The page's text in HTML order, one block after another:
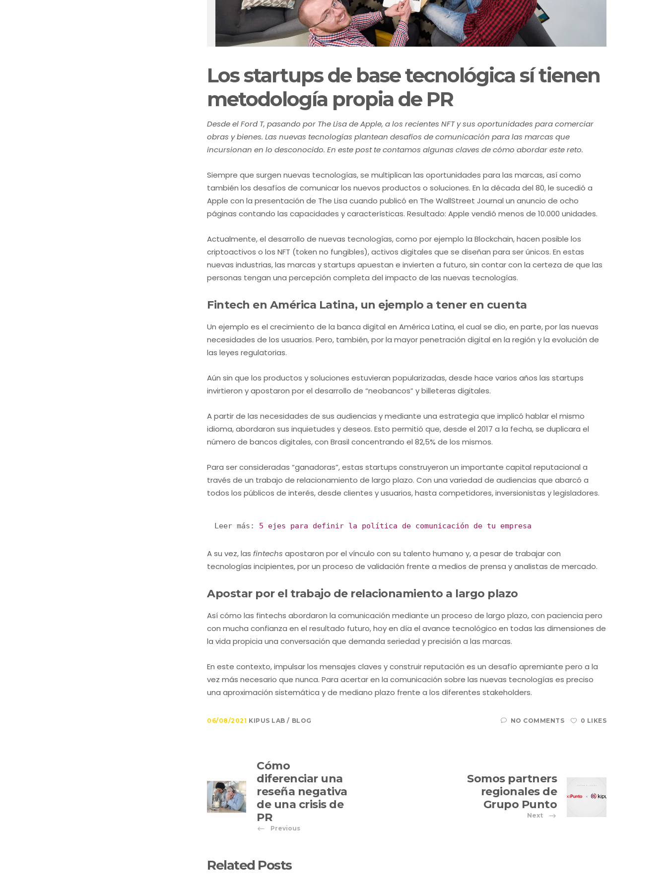
Los startups de base tecnológica sí tienen
metodología propia de PR
Desde el Ford T, pasando por The Lisa de Apple, a los recientes NFT y sus oportunidades para comerciar
obras y bienes. Las nuevas tecnologías plantean desafíos de comunicación para las marcas que
incursionan en lo desconocido. En este post te contamos algunas claves de cómo abordar este reto.
Siempre que surgen nuevas tecnologías, se multiplican las oportunidades para las marcas, así como
también los desafíos de comunicar los nuevos productos o soluciones. En la década del 80, le sucedió a
Apple con la presentación de The Lisa cuando publicó en The WallStreet Journal un anuncio de ocho
páginas contando las capacidades y características. Resultado: Apple vendió menos de 10.000 unidades.
Actualmente, el desarrollo de nuevas tecnologías, como por ejemplo la Blockchain, hacen posible los
criptoactivos o los NFT (token no fungibles), activos digitales que se diseñan para ser únicos. En estas
nuevas industrias, las marcas y startups apuestan e invierten a futuro, sin contar con la certeza de que las
personas tengan una percepción completa del impacto de las nuevas tecnologías.
Fintech en América Latina, un ejemplo a tener en cuenta
Un ejemplo es el crecimiento de la banca digital en América Latina, el cual se dio, en parte, por las nuevas
necesidades de los usuarios. Pero, también, por la mayor penetración digital en la región y la evolución de
las leyes regulatorias.
Aún sin que los productos y soluciones estuvieran popularizadas, desde hace varios años las startups
invirtieron y apostaron por el desarrollo de “neobancos” y billeteras digitales.
A partir de las necesidades de sus audiencias y mediante una estrategia que implicó hablar el mismo
idioma, abordaron sus inquietudes y deseos. Esto permitió que, desde el 2017 a la fecha, se duplicara el
número de bancos digitales, con Brasil concentrando el 82,5% de los mismos.
Para ser consideradas “ganadoras”, estas startups construyeron un importante capital reputacional a
través de un trabajo de relacionamiento de largo plazo. Con una variedad de audiencias que abarcó a
todos los públicos de interés, desde clientes y usuarios, hasta competidores, inversionistas y legisladores.
Leer más: 5 ejes para definir la política de comunicación de tu empresa
A su vez, las fintechs apostaron por el vínculo con su talento humano y, a pesar de trabajar con
tecnologías incipientes, por un proceso de validación frente a medios de prensa y analistas de mercado.
Apostar por el trabajo de relacionamiento a largo plazo
Así cómo las fintechs abordaron la comunicación mediante un proceso de largo plazo, con paciencia pero
con mucha confianza en el resultado futuro, hoy en día el avance tecnológico en todas las dimensiones de
la vida propicia una conversación que demanda seriedad y precisión a las marcas.
En este contexto, impulsar los mensajes claves y construir reputación es un desafío apremiante pero a la
vez más necesario que nunca. Para acertar en la comunicación sobre las nuevas tecnologías es preciso
una aproximación sistemática y de mediano plazo frente a los diferentes stakeholders.
06/08/2021 KIPUS LAB BLOG NO COMMENTS 0 LIKES
Cómo
diferenciar una
reseña negativa
de una crisis de
PR
Previous
Somos partners
regionales de
Grupo Punto
Next
Related Posts